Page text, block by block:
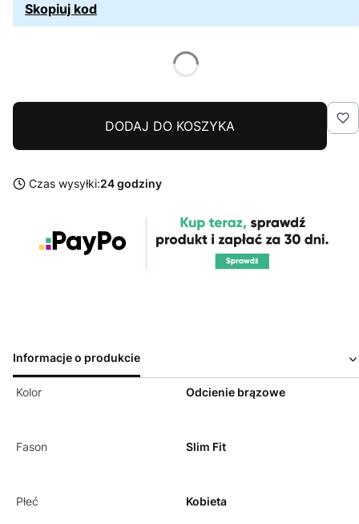
Skopiuj kod
DODAJ DO KOSZYKA
Czas wysyłki:24 godziny
Informacje o produkcie
Kolor Odcienie brązowe
Fason Slim Fit
Płeć Kobieta